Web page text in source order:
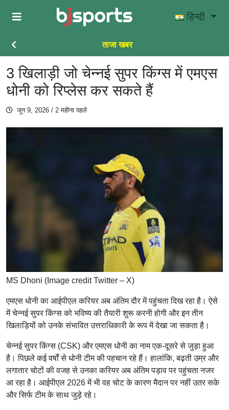
Skip to main content
हिन्दी
ताजा खबर
3 खिलाड़ी जो चेन्नई सुपर किंग्स में एमएस
धोनी को रिप्लेस कर सकते हैं
जून 9, 2026 / 2 महीना पहले
MS Dhoni (Image credit Twitter – X)
एमएस धोनी का आईपीएल करियर अब अंतिम दौर में पहुंचता दिख रहा है। ऐसे
में चेन्नई सुपर किंग्स को भविष्य की तैयारी शुरू करनी होगी और इन तीन
खिलाड़ियों को उनके संभावित उत्तराधिकारी के रूप में देखा जा सकता है।
चेन्नई सुपर किंग्स (CSK) और एमएस धोनी का नाम एक-दूसरे से जुड़ा हुआ
है। पिछले कई वर्षों से धोनी टीम की पहचान रहे हैं। हालांकि, बढ़ती उम्र और
लगातार चोटों की वजह से उनका करियर अब अंतिम पड़ाव पर पहुंचता नजर
आ रहा है। आईपीएल 2026 में भी वह चोट के कारण मैदान पर नहीं उतर सके
और सिर्फ टीम के साथ जुड़े रहे।